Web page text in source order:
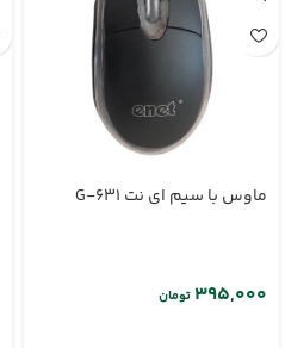
ماوس با سیم ای نت G-631
تومان